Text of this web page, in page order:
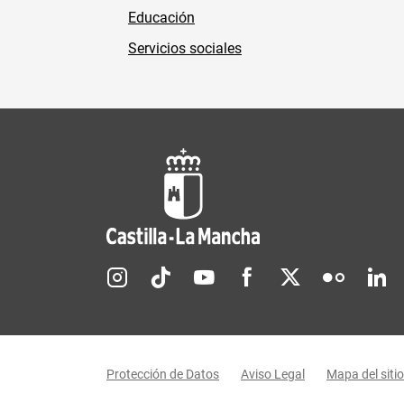
Educación
Servicios sociales
Redes sociales JCCM
Protección de Datos Aviso Legal Mapa del sitio